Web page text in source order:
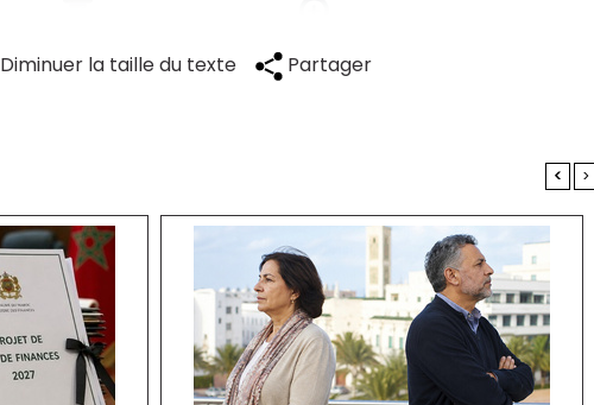
Diminuer la taille du texte Partager
< >